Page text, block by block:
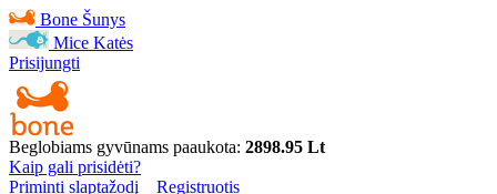
Bone Šunys
Mice Katės
Prisijungti
Beglobiams gyvūnams paaukota: 2898.95 Lt
Kaip gali prisidėti?
Priminti slaptažodį
Registruotis